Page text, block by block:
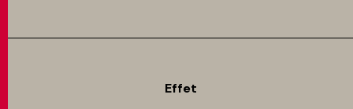
Effet